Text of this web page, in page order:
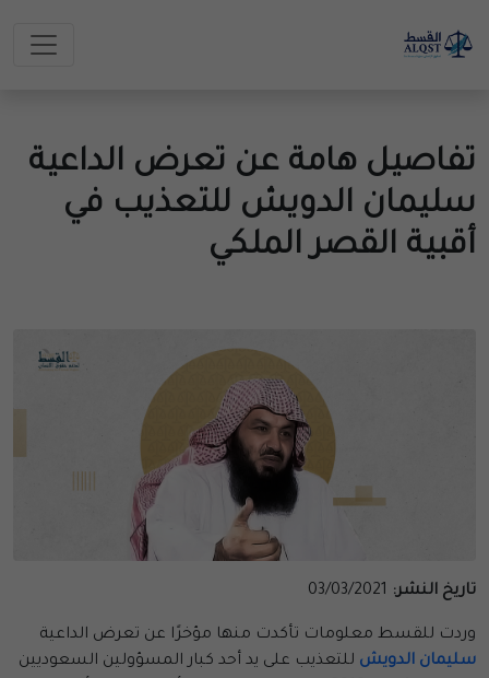
تفاصيل هامة عن تعرض الداعية
سليمان الدويش للتعذيب في
أقبية القصر الملكي
تاريخ النشر:
وردت للقسط معلومات تأكدت منها مؤخرًا عن تعرض الداعية
سليمان الدويش للتعذيب على يد أحد كبار المسؤولين السعوديين